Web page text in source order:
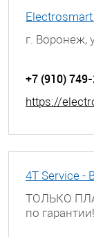
г. Воронеж,
+7 (910)
https://
4T Service -
ТОЛЬКО
по гарантии!